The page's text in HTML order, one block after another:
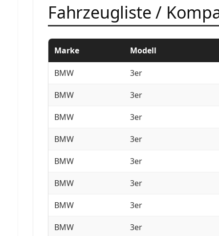
Fahrzeugliste /
Marke Modell
BMW 3er
BMW 3er
BMW 3er
BMW 3er
BMW 3er
BMW 3er
BMW 3er
BMW 3er